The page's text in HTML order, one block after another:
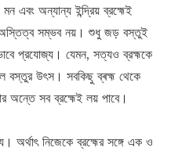
এবং অন্যান্য ইন্দ্রিয় ব্রহ্মেই
অস্তিত্ব সম্ভব নয়। শুধু জড় বস্তুই
প্রযোজ্য। যেমন, সত্যও ব্রহ্মকে
উৎস। সবকিছু ব্ৰহ্ম থেকে
অন্তে সব ব্রহ্মেই লয় পাবে।
অর্থাৎ নিজেকে ব্রহ্মের সঙ্গে এক ও